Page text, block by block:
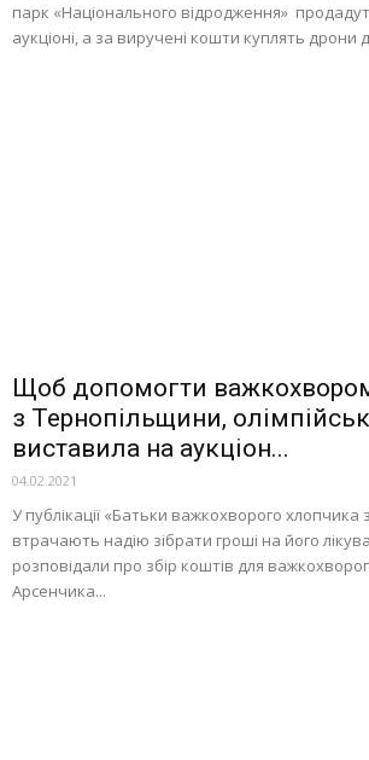
парк «Національного відродження»
аукціоні, а за виручені кошти куплять дрони
Щоб допомогти
з Тернопільщини,
виставила на аукціон...
04.02.2021
У публікації «Батьки важкохворого
втрачають надію зібрати гроші на його
розповідали про збір коштів для
Арсенчика...